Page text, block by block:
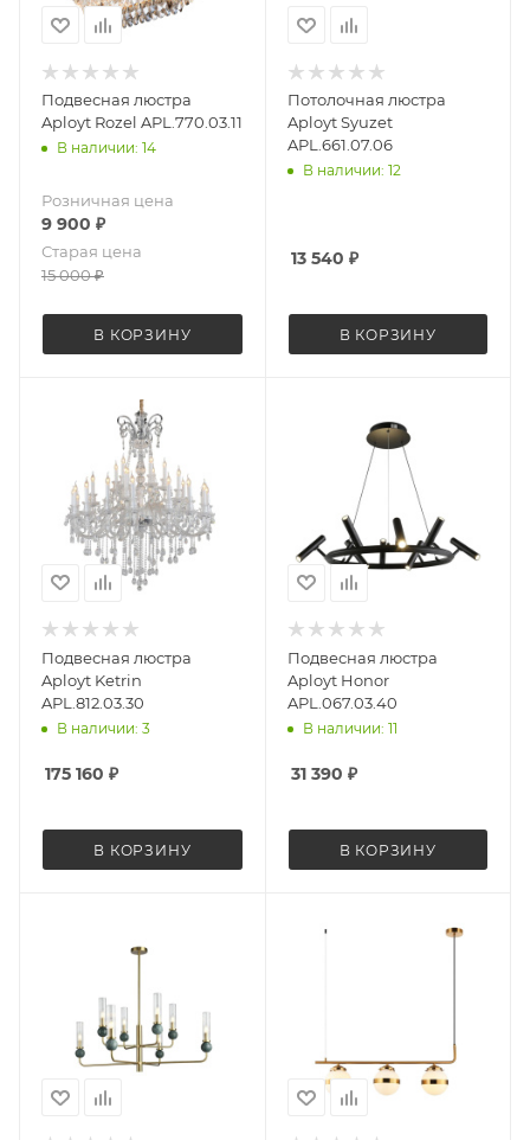
Подвесная люстра
Aployt Rozel APL.770.03.11
В наличии: 14
Розничная цена
9 900 ₽
Старая цена
15 000₽
В КОРЗИНУ
Потолочная люстра
Aployt Syuzet
APL.661.07.06
В наличии: 12
13 540 ₽
В КОРЗИНУ
Подвесная люстра
Aployt Ketrin
APL.812.03.30
В наличии: 3
175 160 ₽
В КОРЗИНУ
Подвесная люстра
Aployt Honor
APL.067.03.40
В наличии: 11
31 390 ₽
В КОРЗИНУ